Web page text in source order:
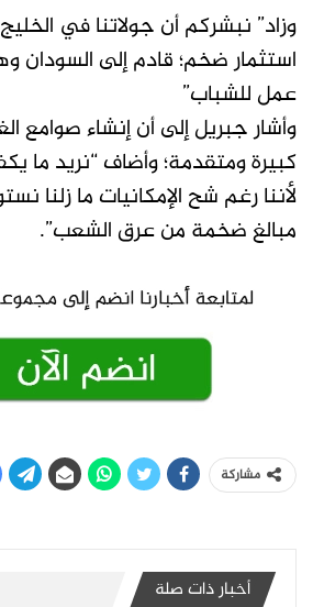
وزاد” نبشركم أن جولاتنا في
استثمار ضخم؛ قادم إلى السودان
عمل للشباب”
وأشار جبريل إلى أن إنشاء صوامع
كبيرة ومتقدمة؛ وأضاف “نريد ما
لأننا رغم شح الإمكانيات ما زلنا
مبالغ ضخمة من عرق الشعب”.
مشاركة
أخبار ذات صلة